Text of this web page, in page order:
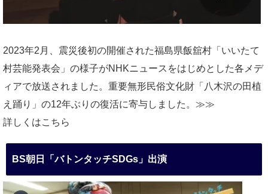
2023年2月、震災後初の開催された福島県飯舘村「いいたて
村芸能発表会」の様子がNHKニュースをはじめとした各メデ
ィアで放送されました。重要無形民俗文化財「八木沢の田植
え踊り」の12年ぶりの復活に寄与しました。≫≫
詳しくはこちら
BS朝日「バトンタッチSDGs」出演